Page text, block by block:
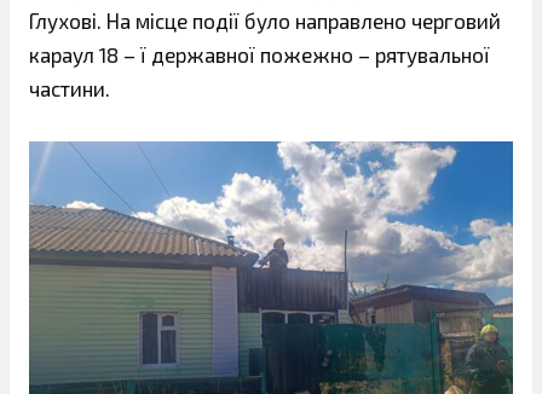
Глухові. На місце події було направлено черговий
караул 18 – ї державної пожежно – рятувальної
частини.